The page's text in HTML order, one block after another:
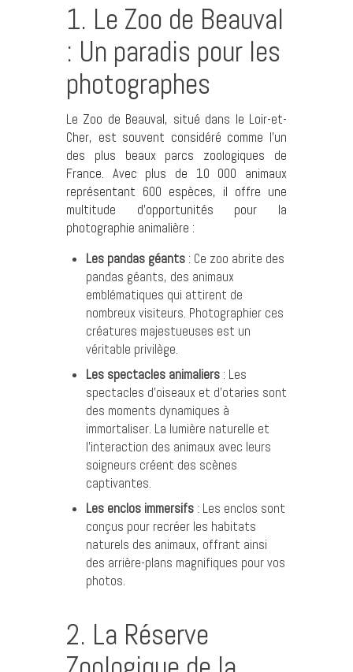
1. Le Zoo de Beauval
: Un paradis pour les
photographes
Le Zoo de Beauval, situé dans le Loir-et-
Cher, est souvent considéré comme l’un
des plus beaux parcs zoologiques de
France. Avec plus de 10 000 animaux
représentant 600 espèces, il offre une
multitude d’opportunités pour la
photographie animalière :
Les pandas géants: Ce zoo abrite des
pandas géants, des animaux
emblématiques qui attirent de
nombreux visiteurs. Photographier ces
créatures majestueuses est un
véritable privilège.
Les spectacles animaliers: Les
spectacles d’oiseaux et d’otaries sont
des moments dynamiques à
immortaliser. La lumière naturelle et
l’interaction des animaux avec leurs
soigneurs créent des scènes
captivantes.
Les enclos immersifs: Les enclos sont
conçus pour recréer les habitats
naturels des animaux, offrant ainsi
des arrière-plans magnifiques pour vos
photos.
2. La Réserve